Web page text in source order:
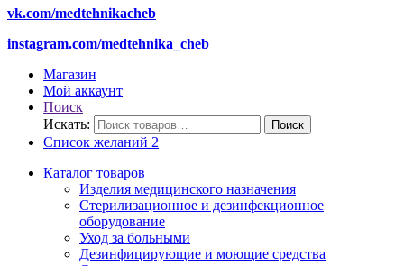
vk.com/medtehnikacheb
instagram.com/medtehnika_cheb
Магазин
Мой аккаунт
Поиск
Искать:
Поиск
Список желаний 2
Каталог товаров
Изделия медицинского назначения
Стерилизационное и дезинфекционное
оборудование
Уход за больными
Дезинфицирующие и моющие средства